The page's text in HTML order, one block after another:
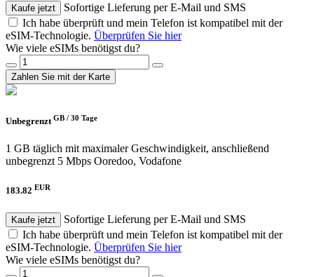
Kaufe jetzt
Sofortige Lieferung per E-Mail und SMS
Ich habe überprüft und mein Telefon ist kompatibel mit der
eSIM-Technologie. Überprüfen Sie hier
Wie viele eSIMs benötigst du?
Zahlen Sie mit der Karte
UnbegrenztGB / 30 Tage
1 GB täglich mit maximaler Geschwindigkeit, anschließend
unbegrenzt 5 Mbps Ooredoo, Vodafone
183.82 EUR
Kaufe jetzt
Sofortige Lieferung per E-Mail und SMS
Ich habe überprüft und mein Telefon ist kompatibel mit der
eSIM-Technologie. Überprüfen Sie hier
Wie viele eSIMs benötigst du?